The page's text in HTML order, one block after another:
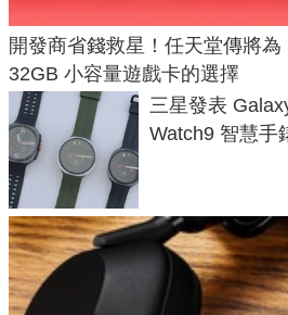
開發商省錢救星！任天堂傳將
32GB 小容量遊戲卡的選擇
三星發表
Watch9 智慧手